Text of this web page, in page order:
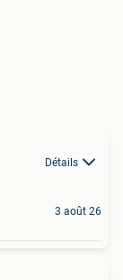
Détails
3 août 26